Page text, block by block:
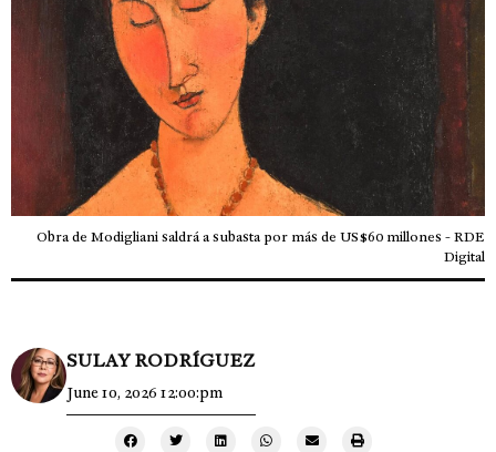
Obra de Modigliani saldrá a subasta por más de US$60 millones - RDE
Digital
SULAY RODRÍGUEZ
June 10, 2026 12:00:pm